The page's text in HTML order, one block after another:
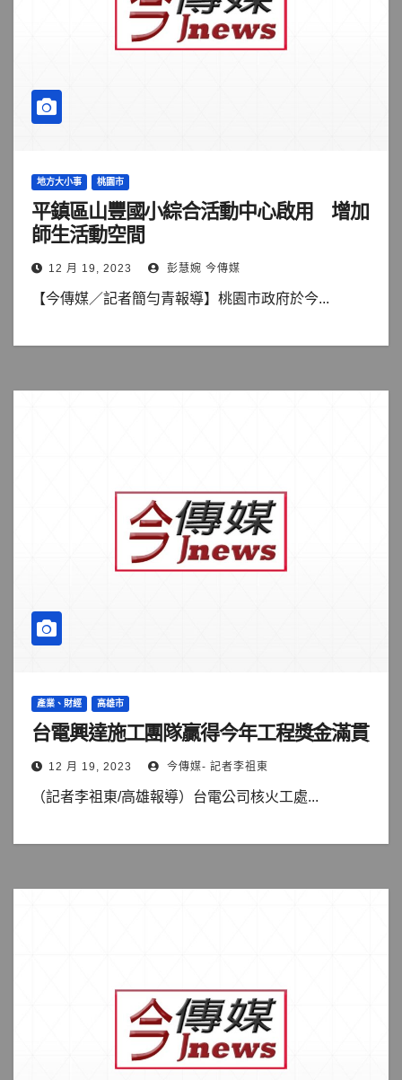
地方大小事 桃園市
平鎮區山豐國小綜合活動中心啟用 增加
師生活動空間
12 月 19, 2023 彭慧婉 今傳媒
【今傳媒／記者簡勻青報導】桃園市政府於今...
產業、財經 高雄市
台電興達施工團隊贏得今年工程獎金滿貫
12 月 19, 2023 今傳媒- 記者李祖東
（記者李祖東/高雄報導）台電公司核火工處...